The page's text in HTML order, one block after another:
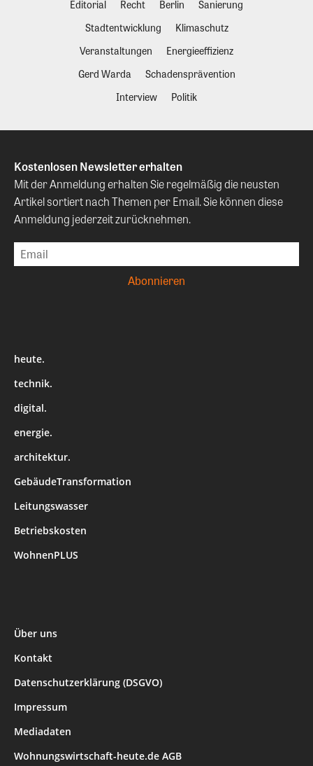
Editorial
Recht Berlin
Sanierung
Stadtentwicklung
Klimaschutz
Veranstaltungen
Energieeffizienz
Gerd Warda
Schadensprävention
Interview
Politik
Kostenlosen Newsletter erhalten
Mit der Anmeldung erhalten Sie regelmäßig die neusten
Artikel sortiert nach Themen per Email. Sie können diese
Anmeldung jederzeit zurücknehmen.
heute.
technik.
digital.
energie.
architektur.
GebäudeTransformation
Leitungswasser
Betriebskosten
WohnenPLUS
Über uns
Kontakt
Datenschutzerklärung (DSGVO)
Impressum
Mediadaten
Wohnungswirtschaft-heute.de AGB